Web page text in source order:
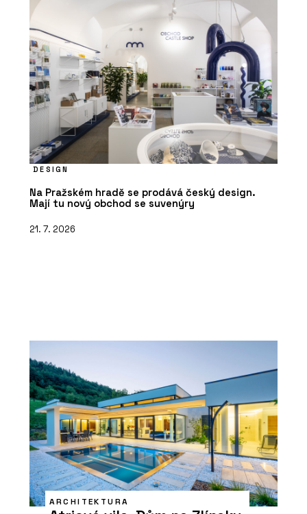
DESIGN
Na Pražském hradě se prodává český design.
Mají tu nový obchod se suvenýry
21. 7. 2026
ARCHITEKTURA